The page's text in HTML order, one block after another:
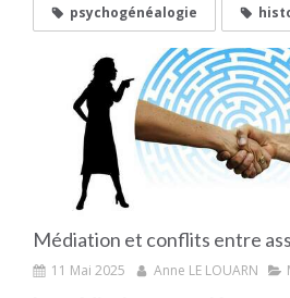
psychogénéalogie
Médiation et conflits entre
11 Mai 2025 Anne LE LOUARN